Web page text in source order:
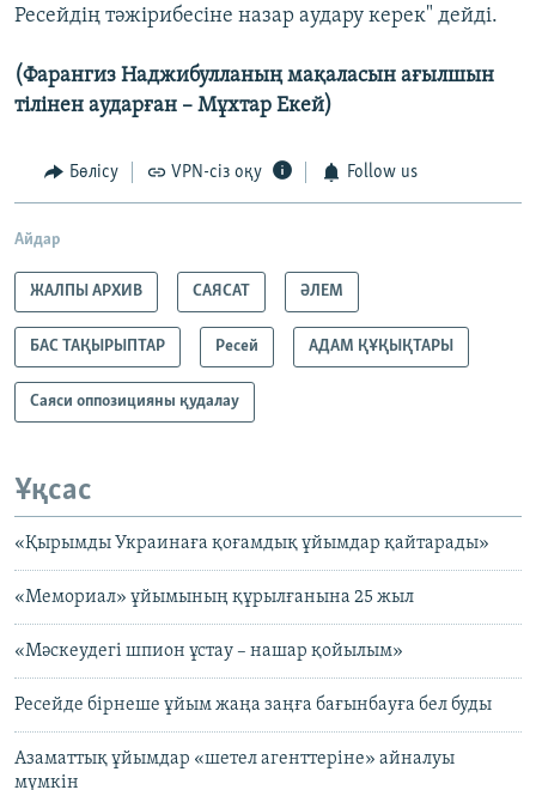
Ресейдің тәжірибесіне назар аудару керек" дейді.
(Фарангиз Наджибулланың мақаласын ағылшын
тілінен аударған – Мұхтар Екей)
Бөлісу VPN-сіз оқу Follow us
Айдар
ЖАЛПЫ АРХИВ САЯСАТ ӘЛЕМ
БАС ТАҚЫРЫПТАР Ресей АДАМ ҚҰҚЫҚТАРЫ
Саяси оппозицияны қудалау
Ұқсас
«Қырымды Украинаға қоғамдық ұйымдар қайтарады»
«Мемориал» ұйымының құрылғанына 25 жыл
«Мәскеудегі шпион ұстау – нашар қойылым»
Ресейде бірнеше ұйым жаңа заңға бағынбауға бел буды
Азаматтық ұйымдар «шетел агенттеріне» айналуы
мүмкін